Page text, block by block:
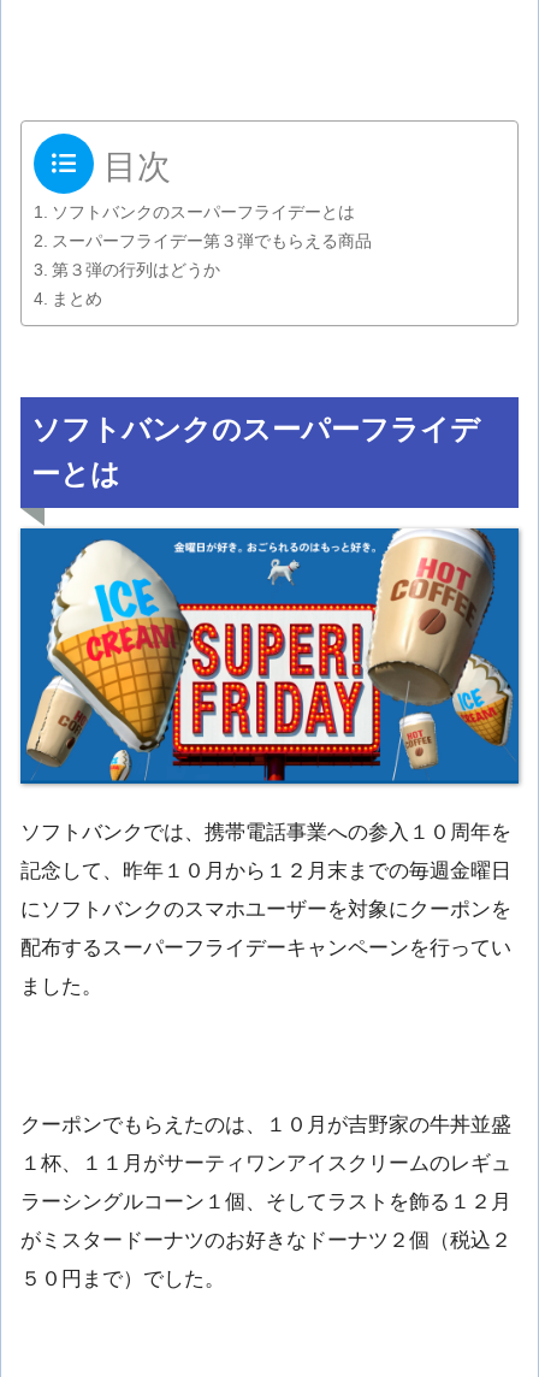
目次
ソフトバンクのスーパーフライデーとは
スーパーフライデー第３弾でもらえる商品
第３弾の行列はどうか
まとめ
ソフトバンクのスーパーフライデ
ーとは
ソフトバンクでは、携帯電話事業への参入１０周年を
記念して、昨年１０月から１２月末までの毎週金曜日
にソフトバンクのスマホユーザーを対象にクーポンを
配布するスーパーフライデーキャンペーンを行ってい
ました。
クーポンでもらえたのは、１０月が吉野家の牛丼並盛
１杯、１１月がサーティワンアイスクリームのレギュ
ラーシングルコーン１個、そしてラストを飾る１２月
がミスタードーナツのお好きなドーナツ２個（税込２
５０円まで）でした。